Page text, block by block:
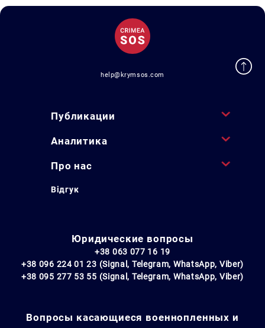
help@krymsos.com
Публикации
Аналитика
Про нас
Відгук
Юридические вопросы
+38 063 077 16 19
+38 096 224 01 23 (Signal, Telegram, WhatsApp, Viber)
+38 095 277 53 55 (Signal, Telegram, WhatsApp, Viber)
Вопросы касающиеся военнопленных и